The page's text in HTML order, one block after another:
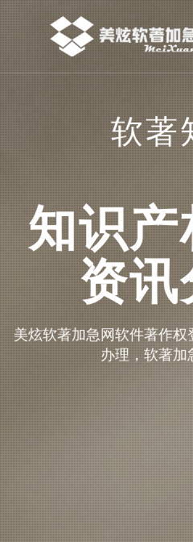
软著
知识
资讯
美炫软著加急网软件著作
办理，软著加